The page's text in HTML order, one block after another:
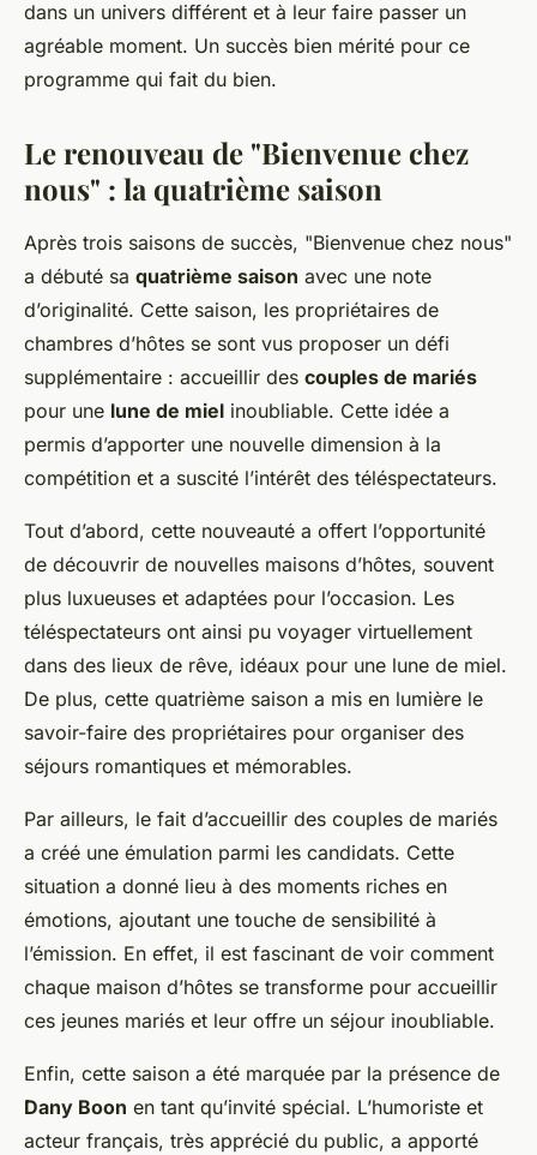
dans un univers différent et à leur faire passer un
agréable moment. Un succès bien mérité pour ce
programme qui fait du bien.
Le renouveau de "Bienvenue chez
nous" : la quatrième saison
Après trois saisons de succès, "Bienvenue chez nous"
a débuté sa quatrième saison avec une note
d’originalité. Cette saison, les propriétaires de
chambres d’hôtes se sont vus proposer un défi
supplémentaire : accueillir des couples de mariés
pour une lune de miel inoubliable. Cette idée a
permis d’apporter une nouvelle dimension à la
compétition et a suscité l’intérêt des téléspectateurs.
Tout d’abord, cette nouveauté a offert l’opportunité
de découvrir de nouvelles maisons d’hôtes, souvent
plus luxueuses et adaptées pour l’occasion. Les
téléspectateurs ont ainsi pu voyager virtuellement
dans des lieux de rêve, idéaux pour une lune de miel.
De plus, cette quatrième saison a mis en lumière le
savoir-faire des propriétaires pour organiser des
séjours romantiques et mémorables.
Par ailleurs, le fait d’accueillir des couples de mariés
a créé une émulation parmi les candidats. Cette
situation a donné lieu à des moments riches en
émotions, ajoutant une touche de sensibilité à
l’émission. En effet, il est fascinant de voir comment
chaque maison d’hôtes se transforme pour accueillir
ces jeunes mariés et leur offre un séjour inoubliable.
Enfin, cette saison a été marquée par la présence de
Dany Boon en tant qu’invité spécial. L’humoriste et
acteur français, très apprécié du public, a apporté